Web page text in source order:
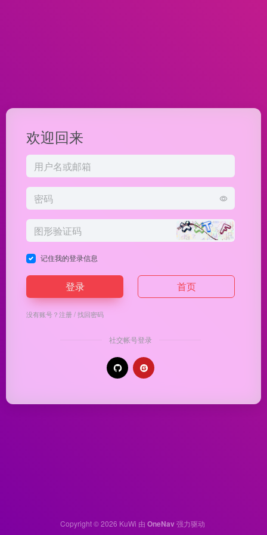
欢迎回来
记住我的登录信息
登录 首页
没有账号？注册/找回密码
社交帐号登录
Copyright © 2026 KuWi 由 OneNav强力驱动